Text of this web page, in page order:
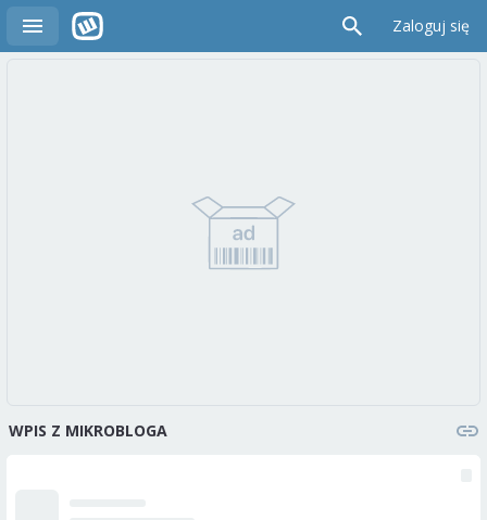
Zaloguj się
WPIS Z MIKROBLOGA